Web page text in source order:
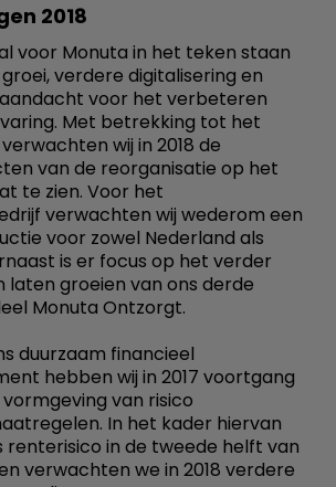
2018
voor Monuta in het teken staan
verdere digitalisering en
voor het verbeteren
Met betrekking tot het
wij in 2018 de
van de reorganisatie op het
te zien. Voor het
verwachten wij wederom een
voor zowel Nederland als
is er focus op het verder
laten groeien van ons derde
Monuta Ontzorgt.
duurzaam financieel
hebben wij in 2017 voortgang
van risico
In het kader hiervan
renterisico in de tweede helft van
verwachten we in 2018 verdere